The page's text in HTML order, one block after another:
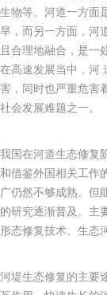
生物等。河道一方面
旱，而另一方面，河
且合理地融合，是一
在高速发展当中，河
害，同时也严重危害
社会发展难题之一。
我国在河道生态修复
和借鉴外国相关工作
广仍然不够成熟。但
的研究逐渐普及。主
形态修复技术、生态
河堤生态修复的主要